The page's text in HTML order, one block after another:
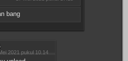
bang
2021 pukul 10.14